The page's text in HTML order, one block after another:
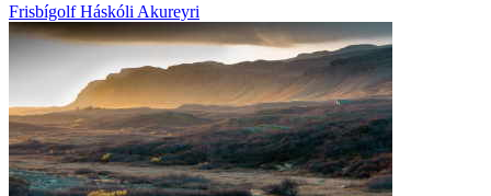
Frisbígolf Háskóli Akureyri